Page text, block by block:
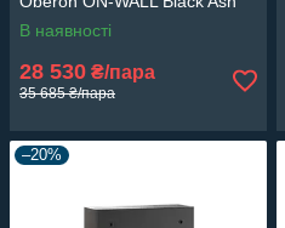
В наявності
28 530 ₴/пара
35 685 ₴/пара
–20%